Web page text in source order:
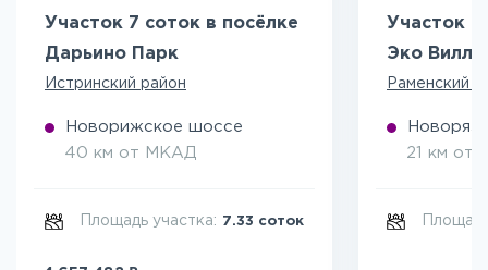
Участок 7 соток в посёлке
Дарьино Парк
Истринский район
Новорижское шоссе
40 км от МКАД
Площадь участка: 7.33 соток
Участок 5
Эко
Раменский
21 км от